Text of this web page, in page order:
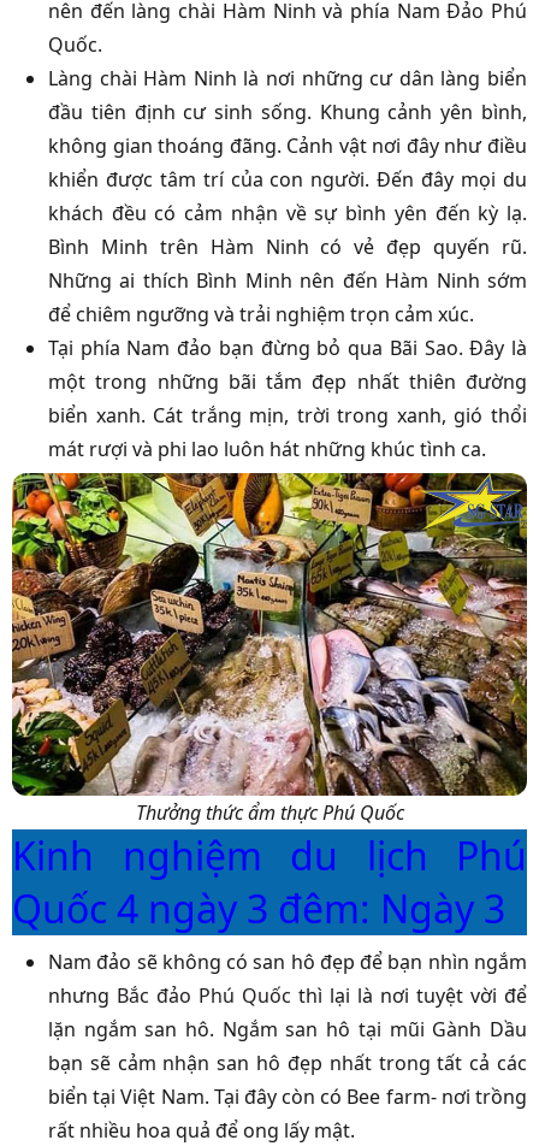
nên đến làng chài Hàm Ninh và phía Nam Đảo Phú
Quốc.
Làng chài Hàm Ninh là nơi những cư dân làng biển
đầu tiên định cư sinh sống. Khung cảnh yên bình,
không gian thoáng đãng. Cảnh vật nơi đây như điều
khiển được tâm trí của con người. Đến đây mọi du
khách đều có cảm nhận về sự bình yên đến kỳ lạ.
Bình Minh trên Hàm Ninh có vẻ đẹp quyến rũ.
Những ai thích Bình Minh nên đến Hàm Ninh sớm
để chiêm ngưỡng và trải nghiệm trọn cảm xúc.
Tại phía Nam đảo bạn đừng bỏ qua Bãi Sao. Đây là
một trong những bãi tắm đẹp nhất thiên đường
biển xanh. Cát trắng mịn, trời trong xanh, gió thổi
mát rượi và phi lao luôn hát những khúc tình ca.
Thưởng thức ẩm thực Phú Quốc
Kinh nghiệm du lịch Phú
Quốc 4 ngày 3 đêm: Ngày 3
Nam đảo sẽ không có san hô đẹp để bạn nhìn ngắm
nhưng Bắc đảo Phú Quốc thì lại là nơi tuyệt vời để
lặn ngắm san hô. Ngắm san hô tại mũi Gành Dầu
bạn sẽ cảm nhận san hô đẹp nhất trong tất cả các
biển tại Việt Nam. Tại đây còn có Bee farm- nơi trồng
rất nhiều hoa quả để ong lấy mật.